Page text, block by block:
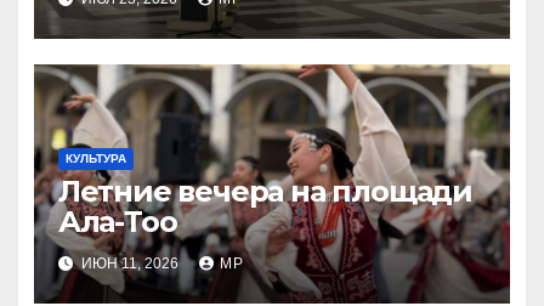
путь Шавката Мирзиеева»
КУЛЬТУРА
Летние вечера на площади
Ала-Тоо
ИЮН 11, 2026 MP